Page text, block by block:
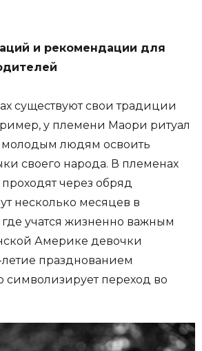
и рекомендации для
существуют свои традиции
у племени Маори ритуал
молодым людям освоить
своего народа. В племенах
через обряд
несколько месяцев в
учатся жизненно важным
Америке девочки
летие празднованием
символизирует переход во